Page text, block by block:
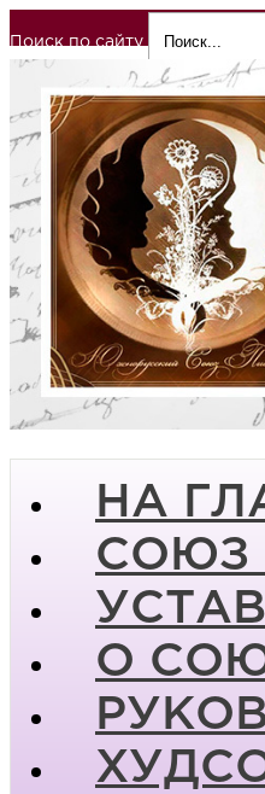
Поиск по сайту
НА
СОЮЗ
УСТАВ
О